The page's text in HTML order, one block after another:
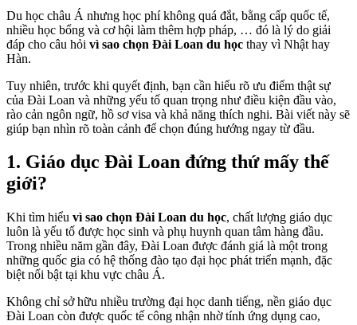
Du học châu Á nhưng học phí không quá đắt, bằng cấp quốc tế,
nhiều học bổng và cơ hội làm thêm hợp pháp, … đó là lý do giải
đáp cho câu hỏi vì sao chọn Đài Loan du học thay vì Nhật hay
Hàn.
Tuy nhiên, trước khi quyết định, bạn cần hiểu rõ ưu điểm thật sự
của Đài Loan và những yếu tố quan trọng như điều kiện đầu vào,
rào cản ngôn ngữ, hồ sơ visa và khả năng thích nghi. Bài viết này sẽ
giúp bạn nhìn rõ toàn cảnh để chọn đúng hướng ngay từ đầu.
1. Giáo dục Đài Loan đứng thứ mấy thế
giới?
Khi tìm hiểu vì sao chọn Đài Loan du học, chất lượng giáo dục
luôn là yếu tố được học sinh và phụ huynh quan tâm hàng đầu.
Trong nhiều năm gần đây, Đài Loan được đánh giá là một trong
những quốc gia có hệ thống đào tạo đại học phát triển mạnh, đặc
biệt nổi bật tại khu vực châu Á.
Không chỉ sở hữu nhiều trường đại học danh tiếng, nền giáo dục
Đài Loan còn được quốc tế công nhận nhờ tính ứng dụng cao,